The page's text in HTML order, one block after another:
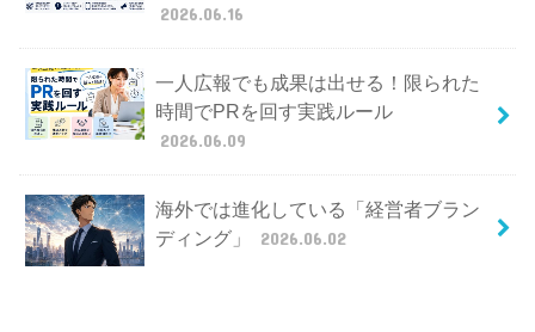
2026.06.16
一人広報でも成果は出せる！限られた
時間でPRを回す実践ルール
2026.06.09
海外では進化している「経営者ブラン
ディング」
2026.06.02